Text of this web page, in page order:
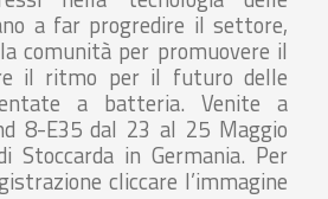
a far progredire il settore,
comunità per promuovere il
il ritmo per il futuro delle
a batteria. Venite a
8-E35 dal 23 al 25 Maggio
Stoccarda in Germania. Per
cliccare l’immagine